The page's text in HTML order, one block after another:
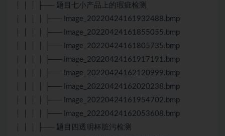
│ │ │ ├── 题目七小产品上的瑕疵检测
│ │ │ │ ├── Image_20220424161932488.bmp
│ │ │ │ ├── Image_20220424161855055.bmp
│ │ │ │ ├── Image_20220424161805735.bmp
│ │ │ │ ├── Image_20220424161917191.bmp
│ │ │ │ ├── Image_20220424162120999.bmp
│ │ │ │ ├── Image_20220424162020238.bmp
│ │ │ │ ├── Image_20220424161954702.bmp
│ │ │ │ ├── Image_20220424162053608.bmp
│ │ │ ├── 题目四透明杯脏污检测